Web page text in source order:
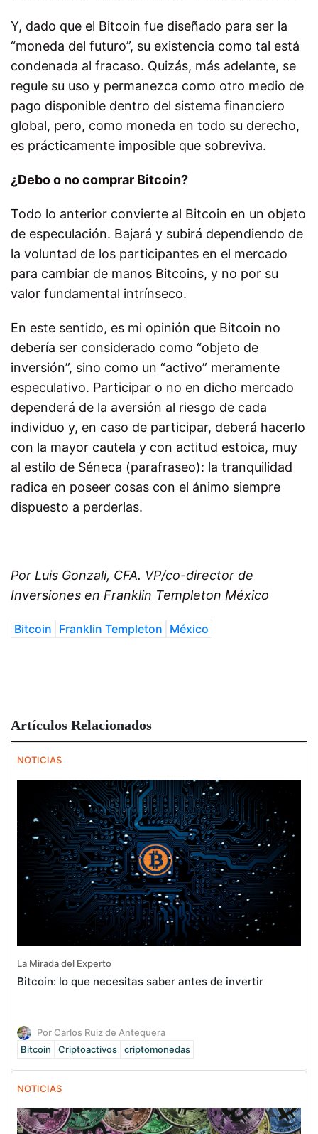
Y, dado que el Bitcoin fue diseñado para ser la
“moneda del futuro”, su existencia como tal está
condenada al fracaso. Quizás, más adelante, se
regule su uso y permanezca como otro medio de
pago disponible dentro del sistema financiero
global, pero, como moneda en todo su derecho,
es prácticamente imposible que sobreviva.
¿Debo o no comprar Bitcoin?
Todo lo anterior convierte al Bitcoin en un objeto
de especulación. Bajará y subirá dependiendo de
la voluntad de los participantes en el mercado
para cambiar de manos Bitcoins, y no por su
valor fundamental intrínseco.
En este sentido, es mi opinión que Bitcoin no
debería ser considerado como “objeto de
inversión”, sino como un “activo” meramente
especulativo. Participar o no en dicho mercado
dependerá de la aversión al riesgo de cada
individuo y, en caso de participar, deberá hacerlo
con la mayor cautela y con actitud estoica, muy
al estilo de Séneca (parafraseo): la tranquilidad
radica en poseer cosas con el ánimo siempre
dispuesto a perderlas.
Por Luis Gonzali, CFA. VP/co-director de
Inversiones en Franklin Templeton México
Bitcoin Franklin Templeton México
Artículos Relacionados
NOTICIAS
La Mirada del Experto
Bitcoin: lo que necesitas saber antes de invertir
Por Carlos Ruiz de Antequera
Bitcoin
Criptoactivos criptomonedas
NOTICIAS